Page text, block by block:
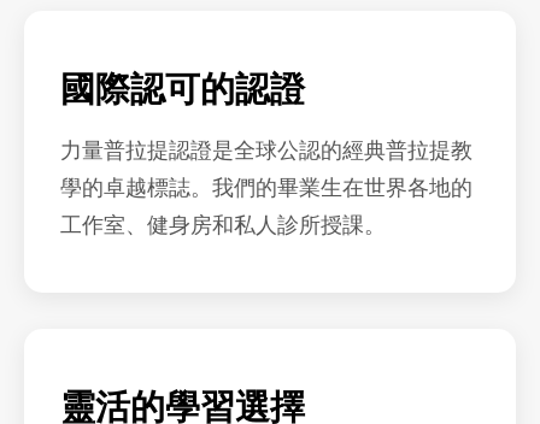
國際認可的認證
力量普拉提認證是全球公認的經典普拉提教
學的卓越標誌。我們的畢業生在世界各地的
工作室、健身房和私人診所授課。
靈活的學習選擇